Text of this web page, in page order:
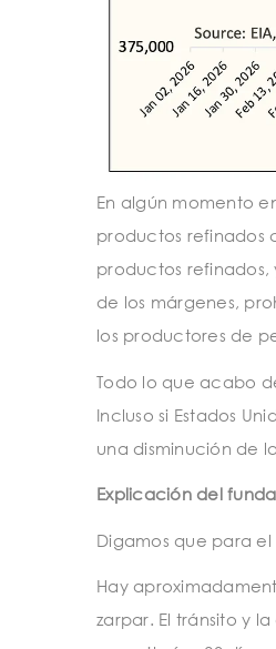
En algún momento
productos refinados
productos refinados,
de los márgenes,
los productores de
Todo lo que acabo
Incluso si Estados
una disminución de
Explicación del
Digamos que para
Hay
zarpar. El tránsito y